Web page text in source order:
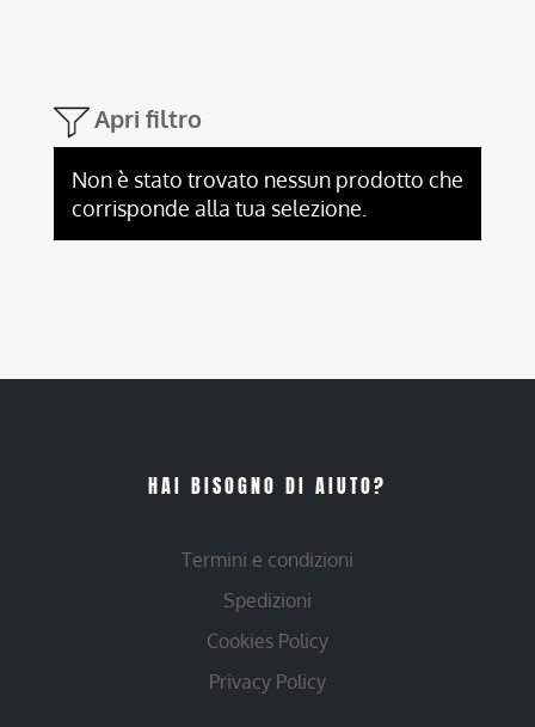
Apri filtro
Non è stato trovato nessun prodotto che
corrisponde alla tua selezione.
HAI BISOGNO DI AIUTO?
Termini e condizioni
Spedizioni
Cookies Policy
Privacy Policy